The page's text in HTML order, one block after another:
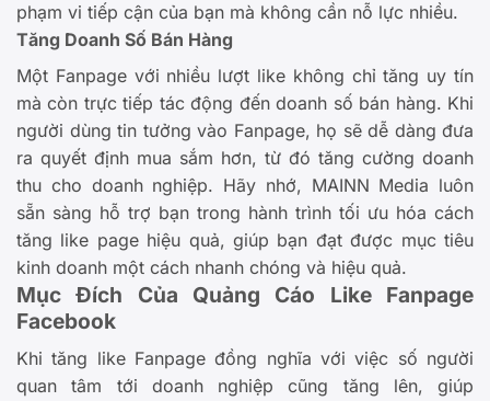
phạm vi tiếp cận của bạn mà không cần nỗ lực nhiều.
Tăng Doanh Số Bán Hàng
Một Fanpage với nhiều lượt like không chỉ tăng uy tín
mà còn trực tiếp tác động đến doanh số bán hàng. Khi
người dùng tin tưởng vào Fanpage, họ sẽ dễ dàng đưa
ra quyết định mua sắm hơn, từ đó tăng cường doanh
thu cho doanh nghiệp. Hãy nhớ, MAINN Media luôn
sẵn sàng hỗ trợ bạn trong hành trình tối ưu hóa cách
tăng like page hiệu quả, giúp bạn đạt được mục tiêu
kinh doanh một cách nhanh chóng và hiệu quả.
Mục Đích Của Quảng Cáo Like Fanpage
Facebook
Khi tăng like Fanpage đồng nghĩa với việc số người
quan tâm tới doanh nghiệp cũng tăng lên, giúp